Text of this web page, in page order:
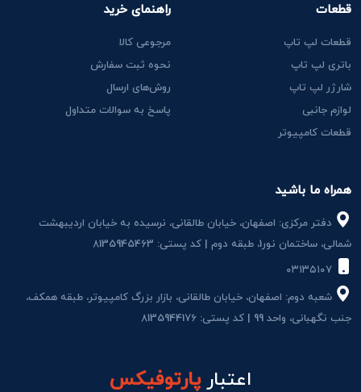
همراه ما باشید
دفتر مرکزی: اصفهان، خیابان طالقانی، نرسیده به خیابان اردیبهشت
شمالی، ساختمان نور1، طبقه دوم | کد پستی: 8135945463
شعبه دوم: اصفهان، خیابان طالقانی، بازار بزرگ کامپیوتر، طبقه همکف،
جنب نگهبانی، واحد 99 | کد پستی: 8135944176
قطعات
قطعات لپ تاپ
باتری لپ تاپ
شارژر لپ تاپ
لوازم جانبی
قطعات کامپیوتر
راهنمای خرید
مرجوعی کالا
نحوه ثبت سفارش
روش‌های ارسال
پاسخ به سوالات متداول
اعتبارپارتوفیکس